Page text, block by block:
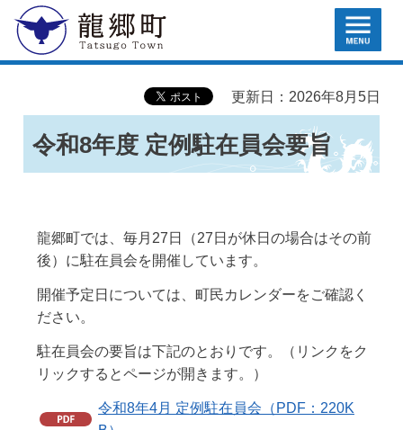
龍郷町 MENU
更新日：2026年8月5日
令和8年度 定例駐在員会要旨
龍郷町では、毎月27日（27日が休日の場合はその前
後）に駐在員会を開催しています。
開催予定日については、町民カレンダーをご確認く
ださい。
駐在員会の要旨は下記のとおりです。（リンクをク
リックするとページが開きます。）
令和8年4月 定例駐在員会（PDF：220K